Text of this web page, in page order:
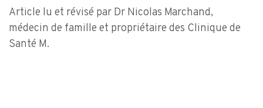
Article lu et révisé par Dr Nicolas Marchand,
médecin de famille et propriétaire des Clinique de
Santé M.